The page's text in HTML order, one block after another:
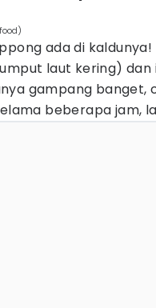
ada di
laut kering) dan
gampang banget,
beberapa jam,